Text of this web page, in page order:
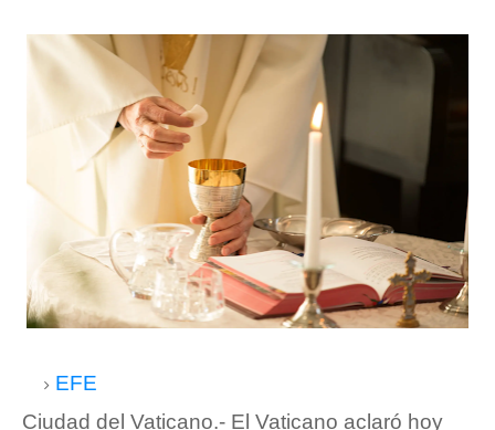
EFE
Ciudad del Vaticano.- El Vaticano aclaró hoy